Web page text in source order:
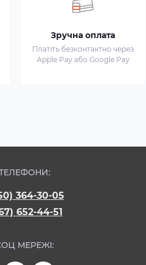
Зручна оплата
Платіть безконтактно через
Apple Pay або Google Pay
364-30-05
652-44-51
МЕРЕЖІ: